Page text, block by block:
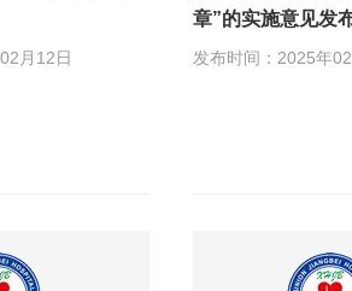
月12日
章”的实施意见发
发布时间：2025年